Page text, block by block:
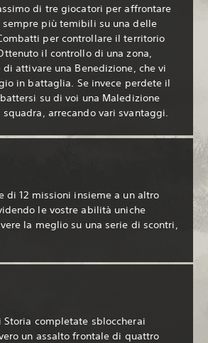
di tre giocatori per affrontare
più temibili su una delle
per controllare il territorio
il controllo di una zona,
attivare una Benedizione, che vi
in battaglia. Se invece perdete il
su di voi una Maledizione
arrecando vari svantaggi.
di 12 missioni insieme a un altro
le vostre abilità uniche
la meglio su una serie di scontri,
completate sbloccherai
un assalto frontale di quattro